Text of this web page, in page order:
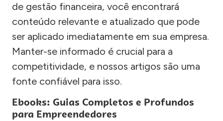
de gestão financeira, você encontrará
conteúdo relevante e atualizado que pode
ser aplicado imediatamente em sua empresa.
Manter-se informado é crucial para a
competitividade, e nossos artigos são uma
fonte confiável para isso.
Ebooks: Guias Completos e Profundos
para Empreendedores